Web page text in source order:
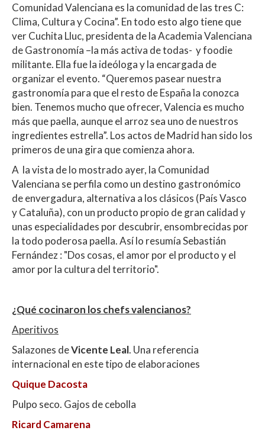
Comunidad Valenciana es la comunidad de las tres C:
Clima, Cultura y Cocina”. En todo esto algo tiene que
ver Cuchita Lluc, presidenta de la Academia Valenciana
de Gastronomía –la más activa de todas- y foodie
militante. Ella fue la ideóloga y la encargada de
organizar el evento. “Queremos pasear nuestra
gastronomía para que el resto de España la conozca
bien. Tenemos mucho que ofrecer, Valencia es mucho
más que paella, aunque el arroz sea uno de nuestros
ingredientes estrella”. Los actos de Madrid han sido los
primeros de una gira que comienza ahora.
A la vista de lo mostrado ayer, la Comunidad
Valenciana se perfila como un destino gastronómico
de envergadura, alternativa a los clásicos (País Vasco
y Cataluña), con un producto propio de gran calidad y
unas especialidades por descubrir, ensombrecidas por
la todo poderosa paella. Así lo resumía Sebastián
Fernández : "Dos cosas, el amor por el producto y el
amor por la cultura del territorio".
¿Qué cocinaron los chefs valencianos?
Aperitivos
Salazones deVicente Leal. Una referencia
internacional en este tipo de elaboraciones
Quique Dacosta
Pulpo seco. Gajos de cebolla
Ricard Camarena